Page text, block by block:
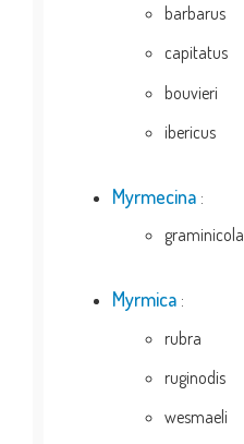
barbarus
capitatus
bouvieri
ibericus
Myrmecina :
graminicola
Myrmica :
rubra
ruginodis
wesmaeli